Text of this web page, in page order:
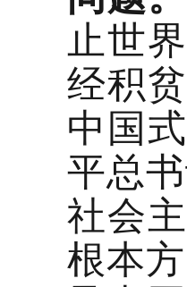
止世
经积
中国
平总
社会
根本